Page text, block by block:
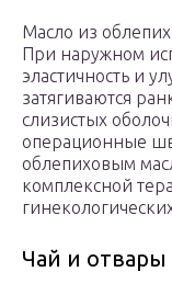
Масло из
При наружном
эластичность и
затягиваются
слизистых
операционные
облепиховым
комплексной
Чай и отвары